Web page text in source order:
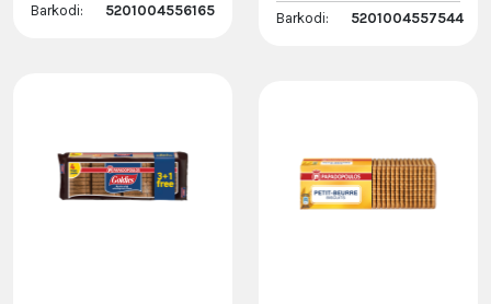
Barkodi:
5201004556165
Barkodi:
5201004557544